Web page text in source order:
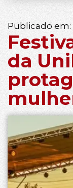
Publicado em:
da